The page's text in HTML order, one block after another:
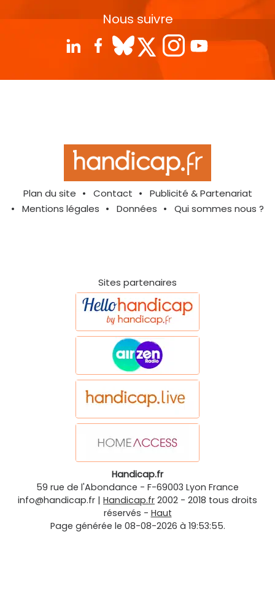
Nous suivre
Plan du site Contact
Publicité & Partenariat
Mentions légales
Données Qui sommes nous ?
Sites partenaires
Handicap.fr
59 rue de l'Abondance - F-69003 Lyon France
info@handicap.fr | Handicap.fr 2002 - 2018 tous droits
réservés - Haut
Page générée le 08-08-2026 à 19:53:55.